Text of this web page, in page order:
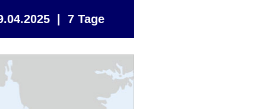
| 7 Tage